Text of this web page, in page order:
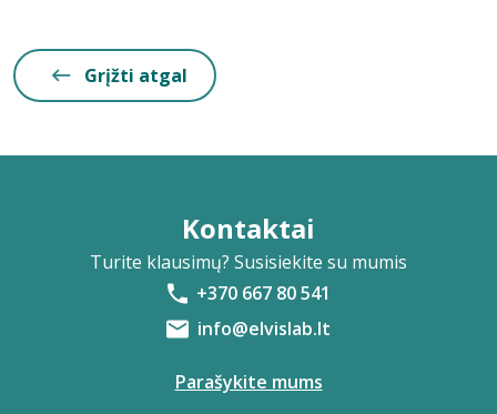
Grįžti atgal
Kontaktai
Turite klausimų? Susisiekite su mumis
+370 667 80 541
info@elvislab.lt
Parašykite mums